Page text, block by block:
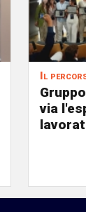
Il
via